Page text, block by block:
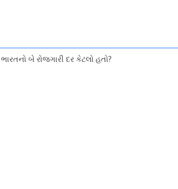
બે રોજગારી દર કેટલો હતો?